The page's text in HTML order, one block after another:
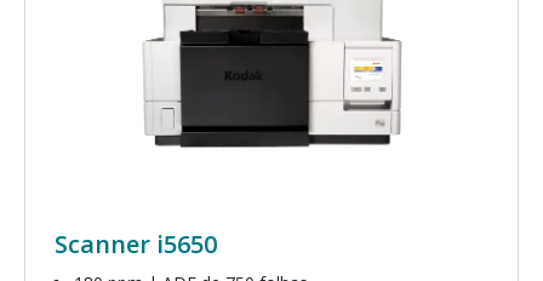
Scanner i5650